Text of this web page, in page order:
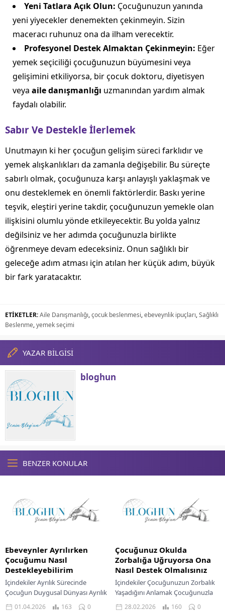
Yeni Tatlara Açık Olun: Çocuğunuzun yanında
yeni yiyecekler denemekten çekinmeyin. Sizin
maceracı ruhunuz ona da ilham verecektir.
Profesyonel Destek Almaktan Çekinmeyin: Eğer
yemek seçiciliği çocuğunuzun büyümesini veya
gelişimini etkiliyorsa, bir çocuk doktoru, diyetisyen
veya aile danışmanlığı uzmanından yardım almak
faydalı olabilir.
Sabır Ve Destekle İlerlemek
Unutmayın ki her çocuğun gelişim süreci farklıdır ve
yemek alışkanlıkları da zamanla değişebilir. Bu süreçte
sabırlı olmak, çocuğunuza karşı anlayışlı yaklaşmak ve
onu desteklemek en önemli faktörlerdir. Baskı yerine
teşvik, eleştiri yerine takdir, çocuğunuzun yemekle olan
ilişkisini olumlu yönde etkileyecektir. Bu yolda yalnız
değilsiniz ve her adımda çocuğunuzla birlikte
öğrenmeye devam edeceksiniz. Onun sağlıklı bir
geleceğe adım atması için atılan her küçük adım, büyük
bir fark yaratacaktır.
ETİKETLER:Aile Danışmanlığı,çocuk beslenmesi,ebeveynlik ipuçları,Sağlıklı
Beslenme,yemek seçimi
YAZAR BİLGİSİ
bloghun
BENZER KONULAR
Ebeveynler Ayrılırken
Çocuğumu Nasıl
Destekleyebilirim
İçindekiler Ayrılık Sürecinde
Çocuğun Duygusal Dünyası Ayrılık
Haberini Çocuğa Vermek
Duyguların İfade Edilmesine
01.04.2026 163 0
Çocuğunuz Okulda
Zorbalığa Uğruyorsa Ona
Nasıl Destek Olmalısınız
İçindekiler Çocuğunuzun Zorbalık
Yaşadığını Anlamak Çocuğunuzla
İletişim Kurmak Okul İle İş Birliği
Yapmanın Önemi Zorbalık
28.02.2026 160 0